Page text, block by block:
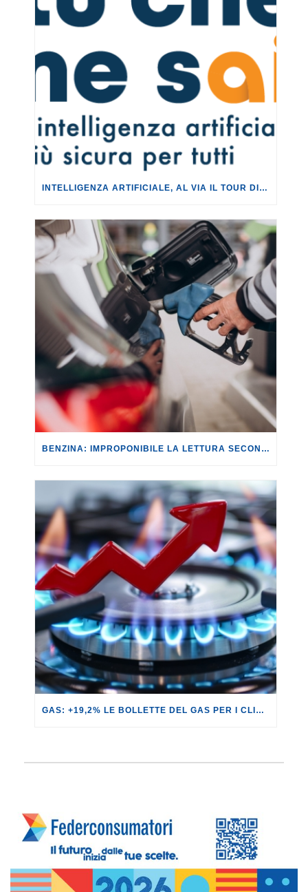
INTELLIGENZA ARTIFICIALE, AL VIA IL TOUR DI EVENTI DEL PROGETTO TU CHE NE SAI?
BENZINA: IMPROPONIBILE LA LETTURA SECONDO CUI PROROGARE IL TAGLIO DELLE ACCISE SIGNIFICA TASSARE TUTTI I CITTADINI.
GAS: +19,2% LE BOLLETTE DEL GAS PER I CLIENTI IN SERVIZIO DI VULNERABILITÀ.